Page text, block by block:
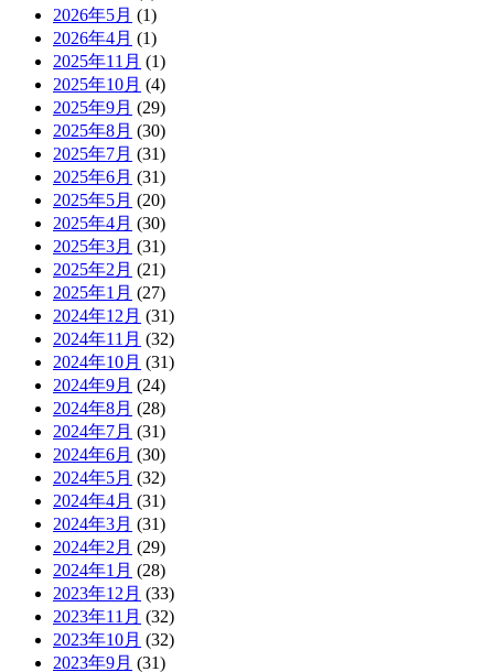
2026年5月 (1)
2026年4月 (1)
2025年11月 (1)
2025年10月 (4)
2025年9月 (29)
2025年8月 (30)
2025年7月 (31)
2025年6月 (31)
2025年5月 (20)
2025年4月 (30)
2025年3月 (31)
2025年2月 (21)
2025年1月 (27)
2024年12月 (31)
2024年11月 (32)
2024年10月 (31)
2024年9月 (24)
2024年8月 (28)
2024年7月 (31)
2024年6月 (30)
2024年5月 (32)
2024年4月 (31)
2024年3月 (31)
2024年2月 (29)
2024年1月 (28)
2023年12月 (33)
2023年11月 (32)
2023年10月 (32)
2023年9月 (31)